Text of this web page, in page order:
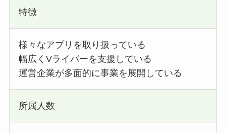
特徴
様々なアプリを取り扱っている
幅広くVライバーを支援している
運営企業が多面的に事業を展開している
所属人数